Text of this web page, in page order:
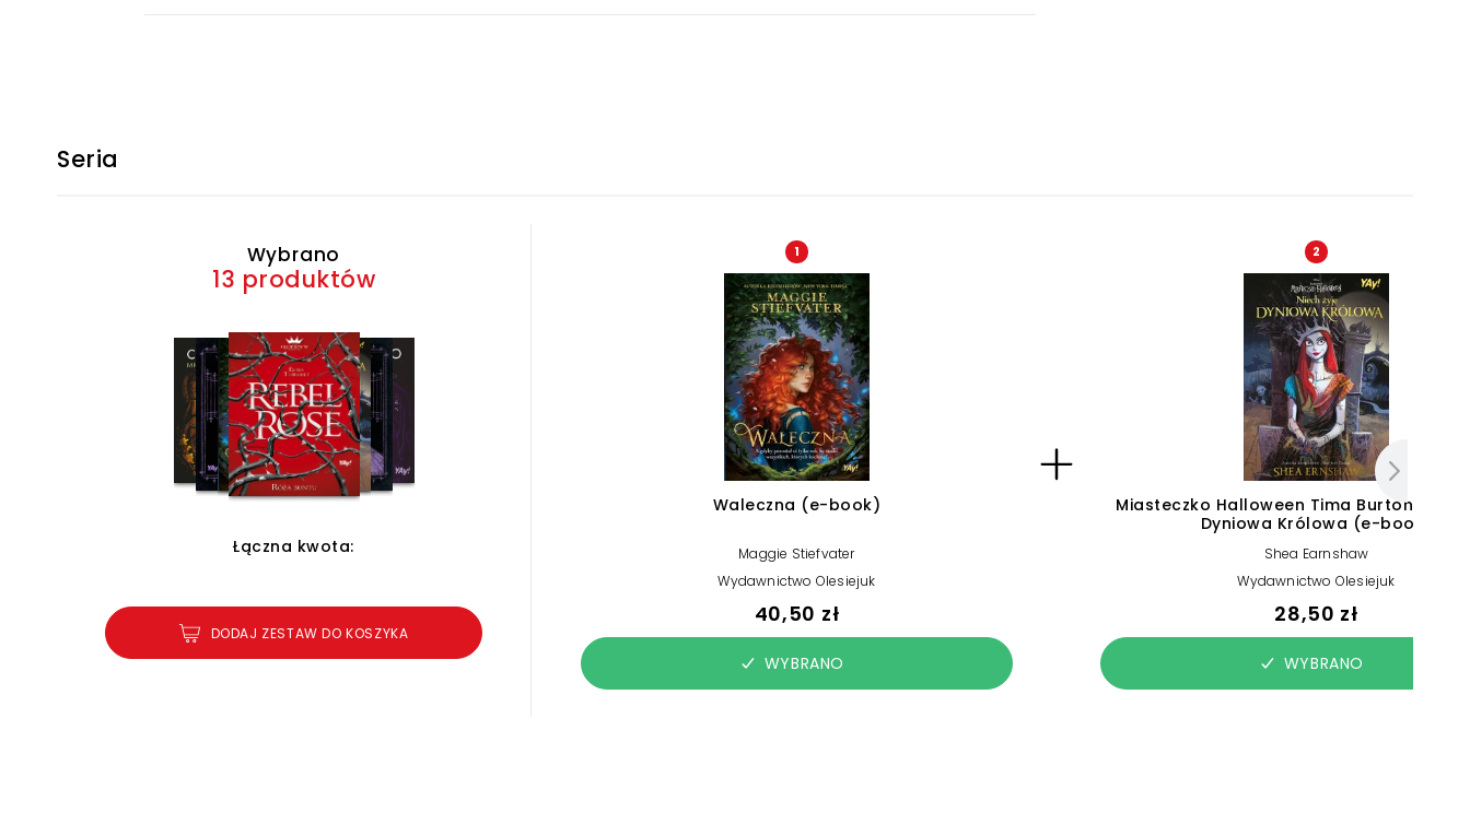
Seria
Wybrano
13 produktów
Łączna kwota:
DODAJ ZESTAW DO KOSZYKA
1
Waleczna (e-book)
Maggie Stiefvater
Wydawnictwo Olesiejuk
40,50 zł
WYBRANO
2
Miasteczko Halloween Tima Burtona.
Dyniowa Królowa (e-book)
Shea Earnshaw
Wydawnictwo Olesiejuk
28,50 zł
WYBRANO